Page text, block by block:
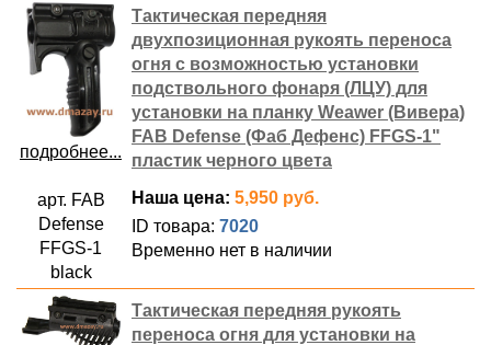
подробнее...
арт. FAB
Defense
FFGS-1
black
Тактическая передняя
двухпозиционная рукоять переноса
огня с возможностью установки
подствольного фонаря (ЛЦУ) для
установки на планку Weawer (Вивера)
FAB Defense (Фаб Дефенс) FFGS-1"
пластик черного цвета
Наша цена: 5,950 руб.
ID товара: 7020
Временно нет в наличии
Тактическая передняя рукоять
переноса огня для установки на